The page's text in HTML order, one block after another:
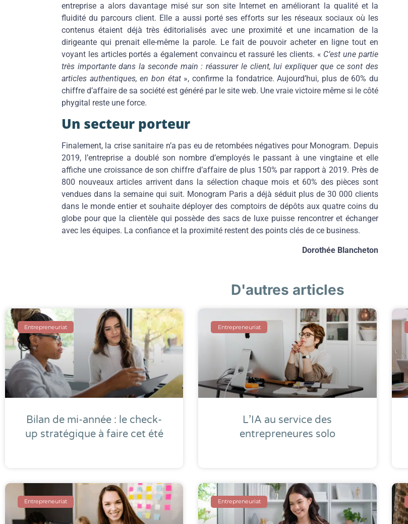
entreprise a alors davantage misé sur son site Internet en améliorant la qualité et la
fluidité du parcours client. Elle a aussi porté ses efforts sur les réseaux sociaux où les
contenus étaient déjà très éditorialisés avec une proximité et une incarnation de la
dirigeante qui prenait elle-même la parole. Le fait de pouvoir acheter en ligne tout en
voyant les articles portés a également convaincu et rassuré les clients. « C’est une partie
très importante dans la seconde main : réassurer le client, lui expliquer que ce sont des
articles authentiques, en bon état», confirme la fondatrice. Aujourd’hui, plus de 60% du
chiffre d’affaire de sa société est généré par le site web. Une vraie victoire même si le côté
phygital reste une force.
Un secteur porteur
Finalement, la crise sanitaire n’a pas eu de retombées négatives pour Monogram. Depuis
2019, l’entreprise a doublé son nombre d’employés le passant à une vingtaine et elle
affiche une croissance de son chiffre d’affaire de plus 150% par rapport à 2019. Près de
800 nouveaux articles arrivent dans la sélection chaque mois et 60% des pièces sont
vendues dans la semaine qui suit. Monogram Paris a déjà séduit plus de 30 000 clients
dans le monde entier et souhaite déployer des comptoirs de dépôts aux quatre coins du
globe pour que la clientèle qui possède des sacs de luxe puisse rencontrer et échanger
avec les équipes. La confiance et la proximité restent des points clés de ce business.
Dorothée Blancheton
D'autres articles
Entrepreneuriat
Bilan de mi-année : le check-
up stratégique à faire cet été
Entrepreneuriat
L’IA au service des
entrepreneures solo
Entrepreneuriat Entrepreneuriat